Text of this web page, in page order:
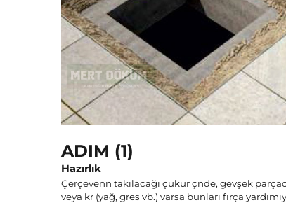
ADIM (1)
Hazırlık
Çerçevenn takılacağı çukur çnde, gevşek
veya kr (yağ, gres vb.) varsa bunları fırça